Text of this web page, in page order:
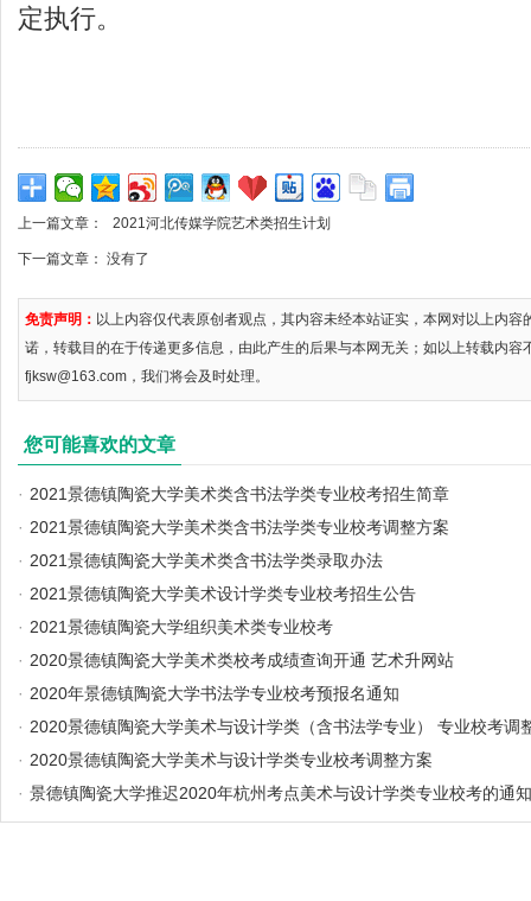
定执行。
上一篇文章： 2021河北传媒学院艺术类招生计划
下一篇文章： 没有了
免责声明： 以上内容仅代表原创者观点，其内容未经本站证实，本网对以上内
诺，转载目的在于传递更多信息，由此产生的后果与本网无关；如以上转载内容
fjksw@163.com，我们将会及时处理。
您可能喜欢的文章
· 2021景德镇陶瓷大学美术类含书法学类专业校考招生简章
· 2021景德镇陶瓷大学美术类含书法学类专业校考调整方案
· 2021景德镇陶瓷大学美术类含书法学类录取办法
· 2021景德镇陶瓷大学美术设计学类专业校考招生公告
· 2021景德镇陶瓷大学组织美术类专业校考
· 2020景德镇陶瓷大学美术类校考成绩查询开通 艺术升网站
· 2020年景德镇陶瓷大学书法学专业校考预报名通知
· 2020景德镇陶瓷大学美术与设计学类（含书法学专业） 专业校考调
· 2020景德镇陶瓷大学美术与设计学类专业校考调整方案
· 景德镇陶瓷大学推迟2020年杭州考点美术与设计学类专业校考的通知